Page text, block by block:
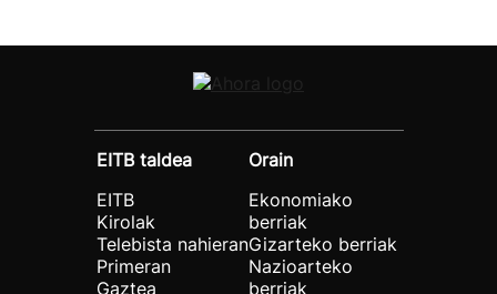
EITB taldea
EITB
Kirolak
Telebista nahieran
Primeran
Gaztea
Orain
Ekonomiako
berriak
Gizarteko berriak
Nazioarteko
berriak